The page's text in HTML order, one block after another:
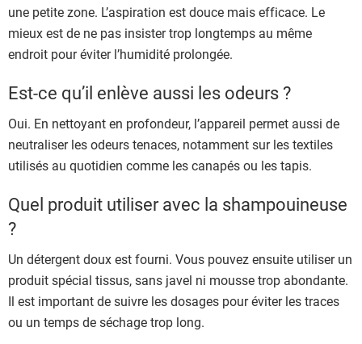
une petite zone. L’aspiration est douce mais efficace. Le
mieux est de ne pas insister trop longtemps au même
endroit pour éviter l’humidité prolongée.
Est-ce qu’il enlève aussi les odeurs ?
Oui. En nettoyant en profondeur, l’appareil permet aussi de
neutraliser les odeurs tenaces, notamment sur les textiles
utilisés au quotidien comme les canapés ou les tapis.
Quel produit utiliser avec la shampouineuse
?
Un détergent doux est fourni. Vous pouvez ensuite utiliser un
produit spécial tissus, sans javel ni mousse trop abondante.
Il est important de suivre les dosages pour éviter les traces
ou un temps de séchage trop long.